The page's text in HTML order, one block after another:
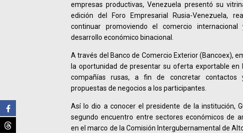
empresas productivas, Venezuela presentó su
edición del Foro Empresarial Rusia-Venezuela,
continuar promoviendo el comercio
desarrollo económico binacional.
A través del Banco de Comercio Exterior (Bancoex),
la oportunidad de presentar su oferta exportable en
compañías rusas, a fin de concretar contactos
propuestas de negocios a los participantes.
Así lo dio a conocer el presidente de la institución,
segundo encuentro entre sectores económicos de
en el marco de la Comisión Intergubernamental de